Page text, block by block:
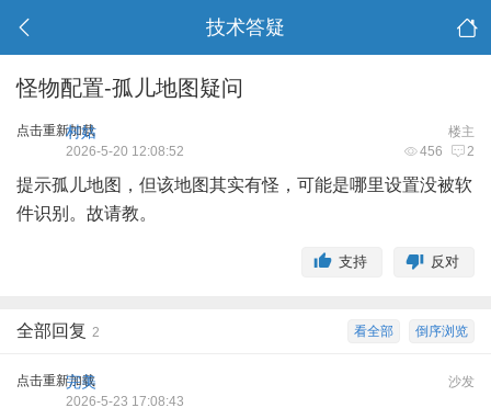
技术答疑
怪物配置-孤儿地图疑问
点击重新加载 楼主
村姑
456 2
2026-5-20 12:08:52
提示孤儿地图 ，但该地图其实有怪，可能是哪里设置没被软
件识别。故请教。
反对
支持
倒序浏览
看全部
全部回复 2
点击重新加载 沙发
完美
2026-5-23 17:08:43